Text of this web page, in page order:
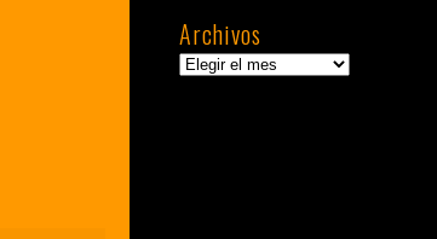
Archivos
Archivos